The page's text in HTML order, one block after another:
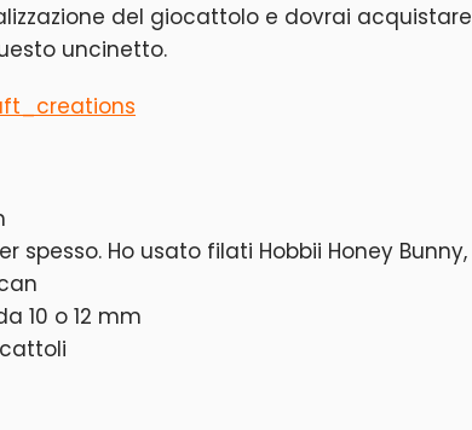
del giocattolo e dovrai acquistare
uncinetto.
spesso. Ho usato filati Hobbii Honey Bunny,
10 o 12 mm